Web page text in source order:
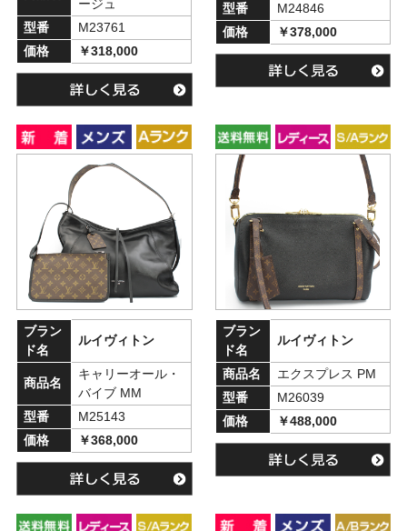
ージュ
型番
M23761
価格
￥318,000
型番
M24846
価格
￥378,000
ブラン
ド名
ルイヴィトン
商品名
キャリーオール・
バイブ MM
型番
M25143
価格
￥368,000
ブラン
ド名
ルイヴィトン
商品名
エクスプレス PM
型番
M26039
価格
￥488,000